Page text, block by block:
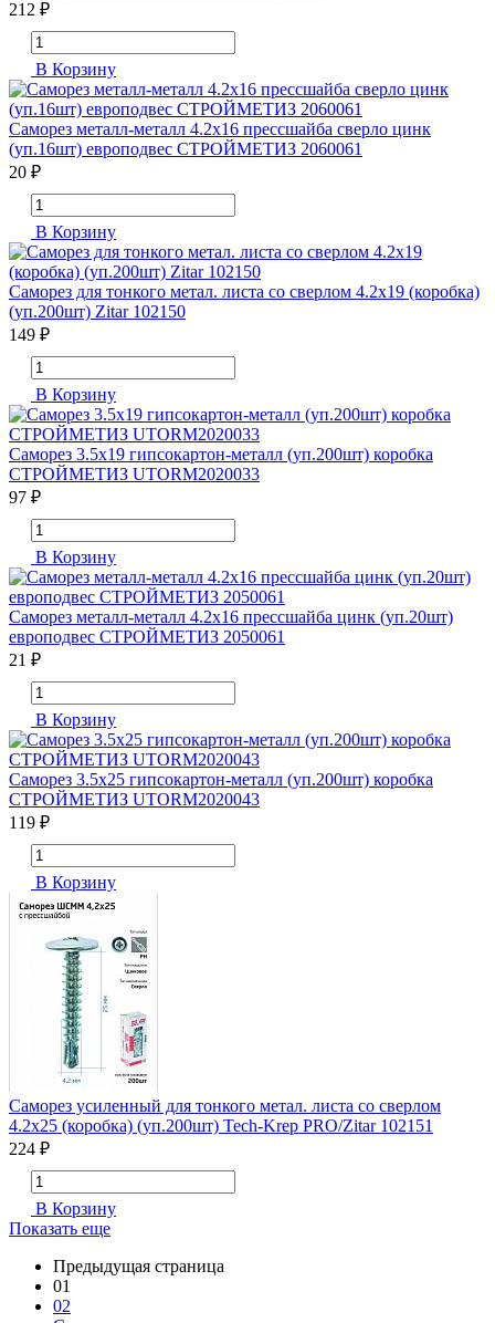
212 ₽
В Корзину
Саморез металл-металл 4.2х16 прессшайба сверло цинк
(уп.16шт) европодвес СТРОЙМЕТИЗ 2060061
20 ₽
В Корзину
Саморез для тонкого метал. листа со сверлом 4.2х19 (коробка)
(уп.200шт) Zitar 102150
149 ₽
В Корзину
Саморез 3.5х19 гипсокартон-металл (уп.200шт) коробка
СТРОЙМЕТИЗ UTORM2020033
97 ₽
В Корзину
Саморез металл-металл 4.2х16 прессшайба цинк (уп.20шт)
европодвес СТРОЙМЕТИЗ 2050061
21 ₽
В Корзину
Саморез 3.5х25 гипсокартон-металл (уп.200шт) коробка
СТРОЙМЕТИЗ UTORM2020043
119 ₽
В Корзину
Саморез усиленный для тонкого метал. листа со сверлом
4.2х25 (коробка) (уп.200шт) Tech-Krep PRO/Zitar 102151
224 ₽
В Корзину
Показать еще
Предыдущая страница
01
02